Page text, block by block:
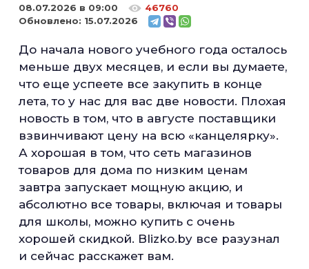
08.07.2026 в 09:00
46760
Обновлено: 15.07.2026
До начала нового учебного года осталось
меньше двух месяцев, и если вы думаете,
что еще успеете все закупить в конце
лета, то у нас для вас две новости. Плохая
новость в том, что в августе поставщики
взвинчивают цену на всю «канцелярку».
А хорошая в том, что сеть магазинов
товаров для дома по низким ценам
завтра запускает мощную акцию, и
абсолютно все товары, включая и товары
для школы, можно купить с очень
хорошей скидкой. Blizko.by все разузнал
и сейчас расскажет вам.